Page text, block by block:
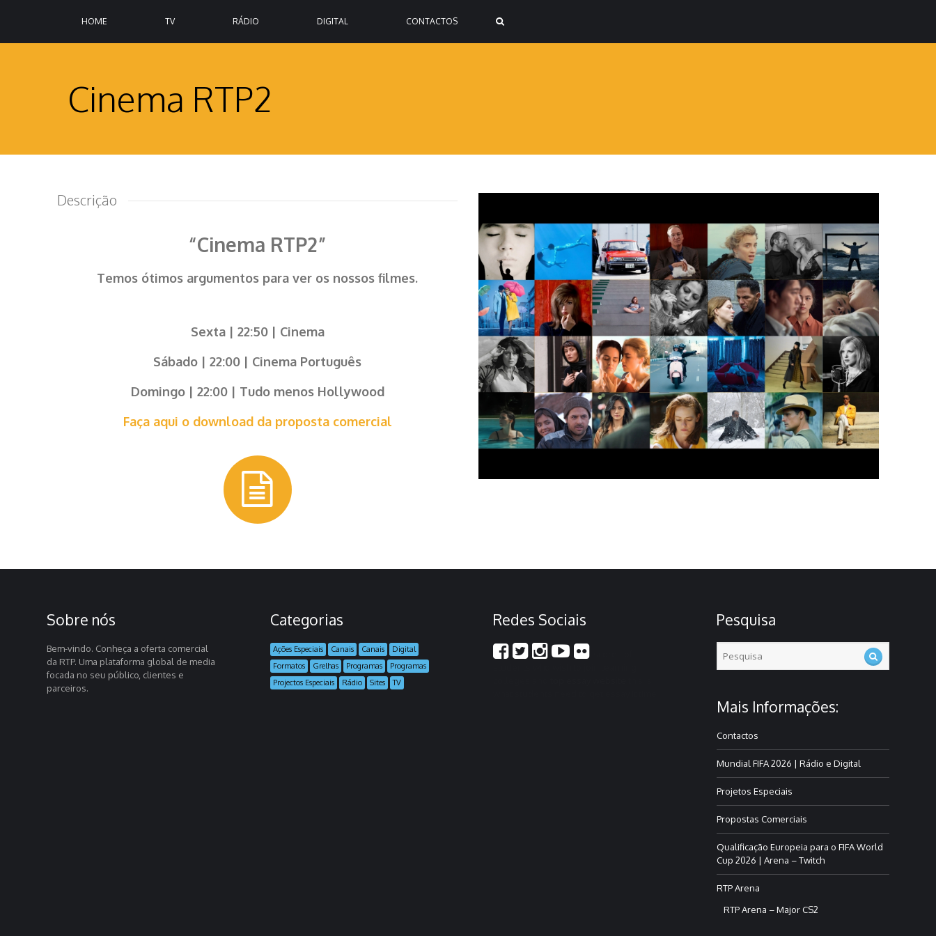
HOME TV RÁDIO DIGITAL CONTACTOS
Cinema RTP2
Descrição
“Cinema RTP2”
Temos ótimos argumentos para ver os nossos filmes.
Sexta | 22:50 | Cinema
Sábado | 22:00 | Cinema Português
Domingo | 22:00 | Tudo menos Hollywood
Faça aqui o download da proposta comercial
Sobre nós
Bem-vindo. Conheça a oferta comercial
da RTP. Uma plataforma global de media
focada no seu público, clientes e
parceiros.
Categorias
Ações Especiais Canais Canais
Digital
Formatos
Grelhas Programas
Programas
Projectos Especiais
Rádio Sites TV
Redes Sociais Pesquisa
Mais Informações:
Contactos
Mundial FIFA 2026 | Rádio e Digital
Projetos Especiais
Propostas Comerciais
Qualificação Europeia para o FIFA World
Cup 2026 | Arena – Twitch
RTP Arena
RTP Arena – Major CS2